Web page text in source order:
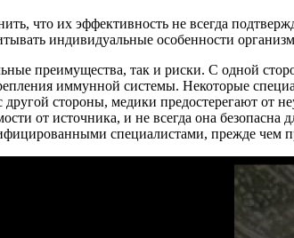
что их эффективность не всегда
индивидуальные особенности
преимущества, так и риски. С одной
иммунной системы. Некоторые
стороны, медики предостерегают от
от источника, и не всегда она безопасна
специалистами, прежде чем